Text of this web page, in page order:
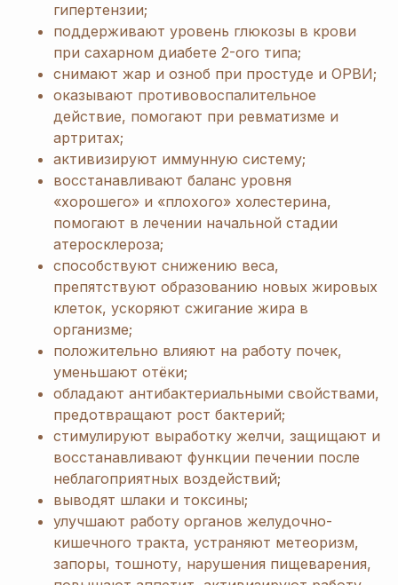
гипертензии;
поддерживают уровень глюкозы в крови
при сахарном диабете 2-ого типа;
снимают жар и озноб при простуде и ОРВИ;
оказывают противовоспалительное
действие, помогают при ревматизме и
артритах;
активизируют иммунную систему;
восстанавливают баланс уровня
«хорошего» и «плохого» холестерина,
помогают в лечении начальной стадии
атеросклероза;
способствуют снижению веса,
препятствуют образованию новых жировых
клеток, ускоряют сжигание жира в
организме;
положительно влияют на работу почек,
уменьшают отёки;
обладают антибактериальными свойствами,
предотвращают рост бактерий;
стимулируют выработку желчи, защищают и
восстанавливают функции печении после
неблагоприятных воздействий;
выводят шлаки и токсины;
улучшают работу органов желудочно-
кишечного тракта, устраняют метеоризм,
запоры, тошноту, нарушения пищеварения,